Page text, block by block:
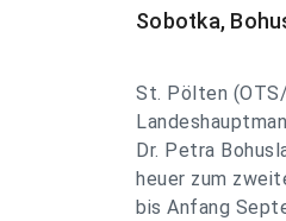
Sobotka,
St. Pölten
Dr. Petra
heuer zum
bis Anfang